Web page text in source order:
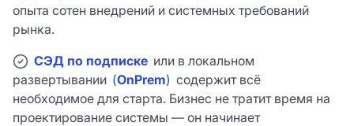
опыта сотен внедрений и системных требований
рынка.
СЭД по подписке или в локальном
развертывании (OnPrem) содержит всё
необходимое для старта. Бизнес не тратит время на
проектирование системы — он начинает